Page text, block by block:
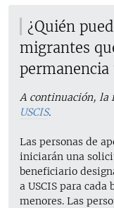
¿Quién
migrantes
permanencia
A continuación, la
USCIS.
Las personas de
iniciarán una
beneficiario
a USCIS para
menores. Las